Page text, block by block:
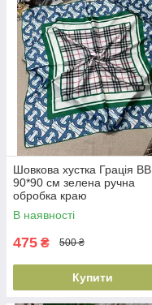
Шовкова хустка Грація BB
90*90 см зелена ручна
обробка краю
В наявності
475 ₴ 500 ₴
Купити